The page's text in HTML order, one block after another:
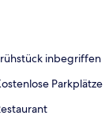
inbegriffen
Parkplätze